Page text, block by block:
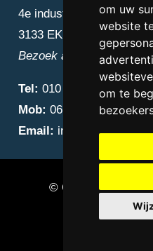
om uw
website
om te
4e industriestraat 25
3133 EK Vlaardingen
Bezoek alleen op
Tel: 010 – 223 3759
Mob: 06 – 4838 1000
Email:
© Copyright 2026
Natuursteen